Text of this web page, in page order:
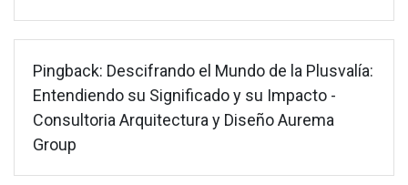
Pingback: Descifrando el Mundo de la Plusvalía:
Entendiendo su Significado y su Impacto -
Consultoria Arquitectura y Diseño Aurema
Group